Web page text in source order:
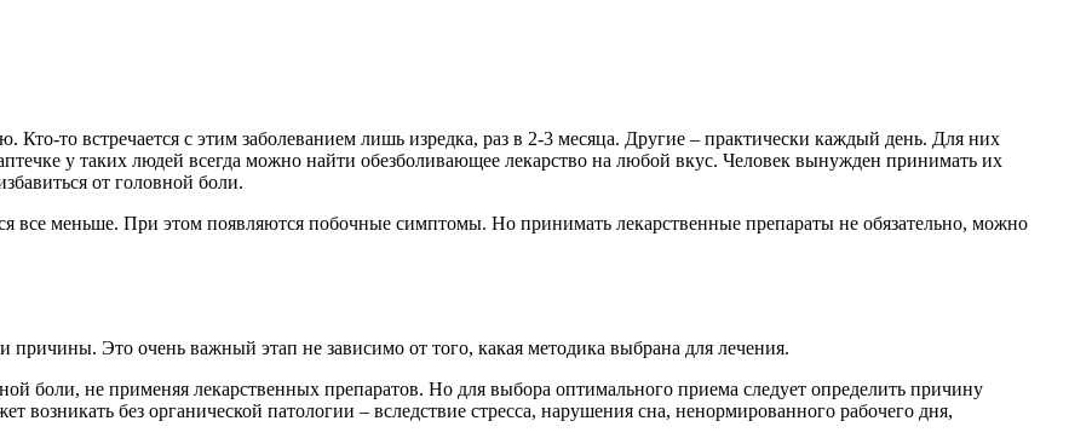
Кто-то встречается с этим заболеванием лишь изредка, раз в 2-3 месяца. Другие – практически каждый день. Для них
у таких людей всегда можно найти обезболивающее лекарство на любой вкус. Человек вынужден принимать их
от головной боли.
все меньше. При этом появляются побочные симптомы. Но принимать лекарственные препараты не обязательно, можно
причины. Это очень важный этап не зависимо от того, какая методика выбрана для лечения.
боли, не применяя лекарственных препаратов. Но для выбора оптимального приема следует определить причину
возникать без органической патологии – вследствие стресса, нарушения сна, ненормированного рабочего дня,